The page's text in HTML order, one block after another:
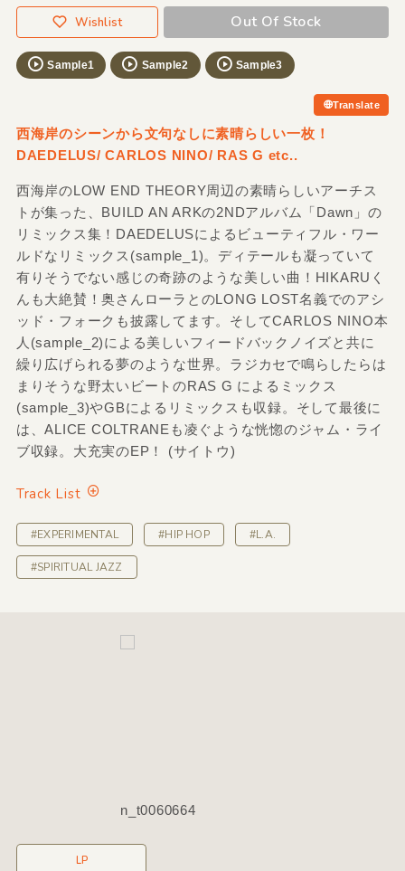
Wishlist Out Of Stock
Sample1 Sample2 Sample3
Translate
西海岸のシーンから文句なしに素晴らしい一枚！
DAEDELUS/ CARLOS NINO/ RAS G etc..
西海岸のLOW END THEORY周辺の素晴らしいアーチス
トが集った、BUILD AN ARKの2NDアルバム「Dawn」の
リミックス集！DAEDELUSによるビューティフル・ワー
ルドなリミックス(sample_1)。ディテールも凝っていて
有りそうでない感じの奇跡のような美しい曲！HIKARUく
んも大絶賛！奥さんローラとのLONG LOST名義でのアシ
ッド・フォークも披露してます。そしてCARLOS NINO本
人(sample_2)による美しいフィードバックノイズと共に
繰り広げられる夢のような世界。ラジカセで鳴らしたらは
まりそうな野太いビートのRAS G によるミックス
(sample_3)やGBによるリミックスも収録。そして最後に
は、ALICE COLTRANEも凌ぐような恍惚のジャム・ライ
ブ収録。大充実のEP！ (サイトウ)
Track List
#EXPERIMENTAL #HIP HOP #L.A.
#SPIRITUAL JAZZ
n_t0060664
LP